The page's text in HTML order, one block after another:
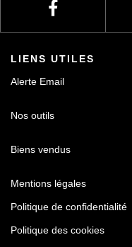
LIENS UTILES
Alerte Email
Nos outils
Biens vendus
Mentions légales
Politique de confidentialité
Politique des cookies